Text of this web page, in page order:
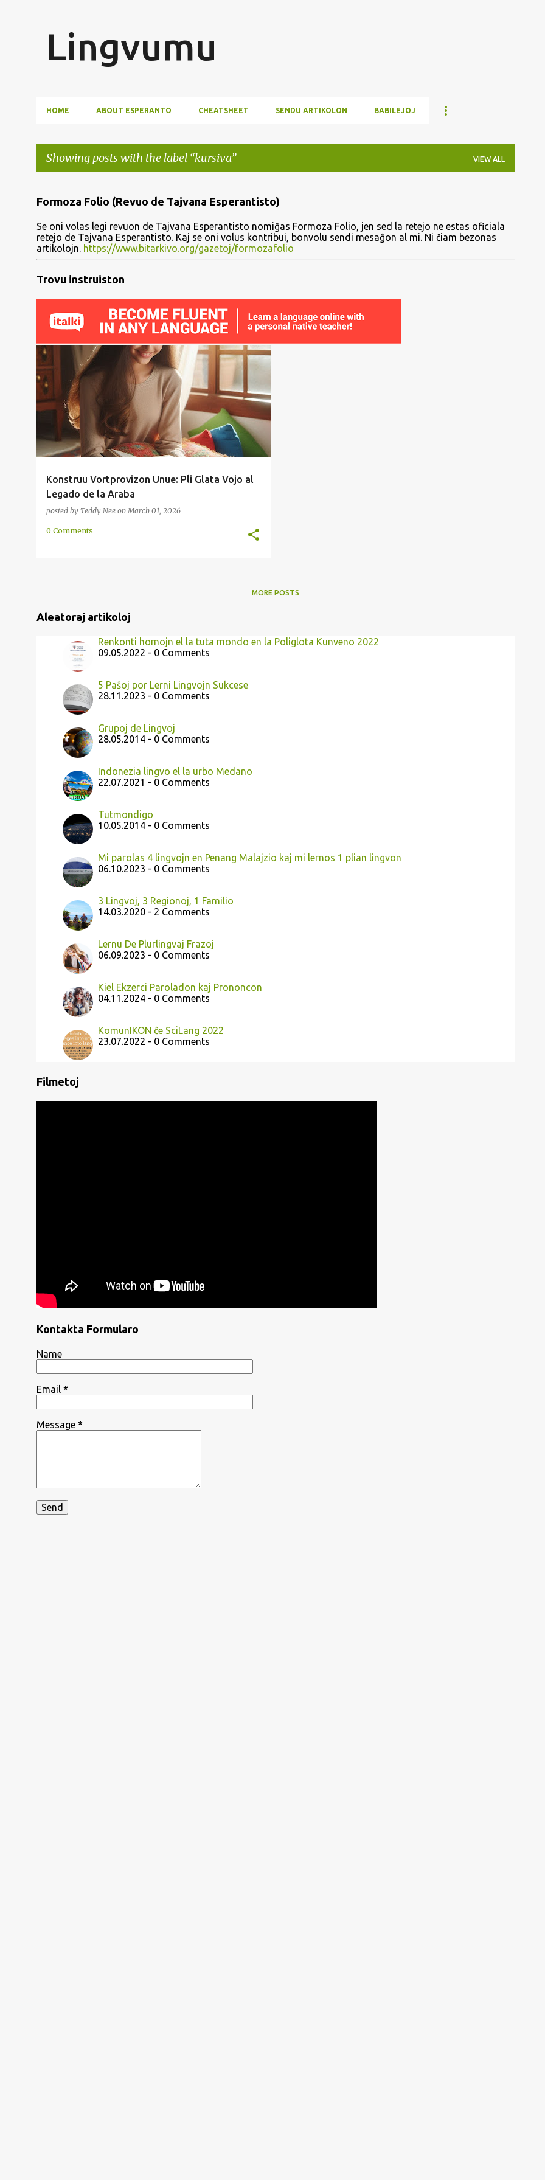
Lingvumu
HOME ABOUT ESPERANTO CHEATSHEET SENDU ARTIKOLON BABILEJOJ
Showing posts with the label kursiva VIEW ALL
P
o
s
t
Formoza Folio (Revuo de Tajvana Esperantisto)
Se oni volas legi revuon de Tajvana Esperantisto nomiĝas Formoza Folio, jen sed la retejo ne estas oficiala
retejo de Tajvana Esperantisto. Kaj se oni volus kontribui, bonvolu sendi mesaĝon al mi. Ni ĉiam bezonas
artikolojn. https://www.bitarkivo.org/gazetoj/formozafolio
Trovu instruiston
Konstruu Vortprovizon Unue: Pli Glata Vojo al
Legado de la Araba
posted by Teddy Nee onMarch 01, 2026
ARABA KURSIVA LEGADO SKRIBO
VORTPROVIZO
0 Comments
MORE POSTS
Aleatoraj artikoloj
Renkonti homojn el la tuta mondo en la Poliglota Kunveno 2022
09.05.2022 - 0 Comments
5 Paŝoj por Lerni Lingvojn Sukcese
28.11.2023 - 0 Comments
Grupoj de Lingvoj
28.05.2014 - 0 Comments
Indonezia lingvo el la urbo Medano
22.07.2021 - 0 Comments
Tutmondigo
10.05.2014 - 0 Comments
Mi parolas 4 lingvojn en Penang Malajzio kaj mi lernos 1 plian lingvon
06.10.2023 - 0 Comments
3 Lingvoj, 3 Regionoj, 1 Familio
14.03.2020 - 2 Comments
Lernu De Plurlingvaj Frazoj
06.09.2023 - 0 Comments
Kiel Ekzerci Paroladon kaj Prononcon
04.11.2024 - 0 Comments
KomunIKON ĉe SciLang 2022
23.07.2022 - 0 Comments
Filmetoj
Kontakta Formularo
Name
Email *
Message *